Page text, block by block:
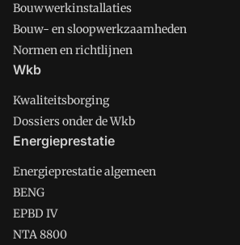
Bouwwerkinstallaties
Bouw- en sloopwerkzaamheden
Normen en richtlijnen
Wkb
Kwaliteitsborging
Dossiers onder de Wkb
Energieprestatie
Energieprestatie algemeen
BENG
EPBD IV
NTA 8800